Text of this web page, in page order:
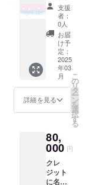
オリジ
ナルス
テッ
カー
（8cm
サイン
色紙 通
話権(5
分) ・有
効期
で 直筆
手紙 描
しSDア
クキー
のツ
リー
欄、概
要欄で
文字の
みの紹
介予定
共通
メッ
セージ
入りポ
イン入
りポス
トカー
ド 描き
下ろし
記載
（記載
してほ
しい名
前を備
考欄に
お願い
しま
す） ・
掲載期
間：お
披露目
ツイー
信のみ
・掲載
方法：
お披露
目ツ
イート
支援
者：
0人
お届
け予
定：
2025
年03
月
詳細を見る
こ
の
リ
タ
ー
ン
を
選
択
す
る
80,
000 円
クレ
ジット
に名前